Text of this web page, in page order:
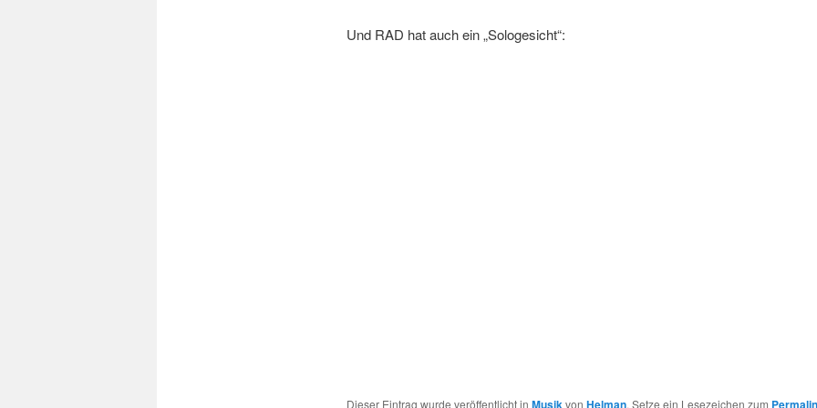
Und RAD hat auch ein „Sologesicht“:
Dieser Eintrag wurde veröffentlicht in Musik von Helman. Setze ein Lesezeichen zum